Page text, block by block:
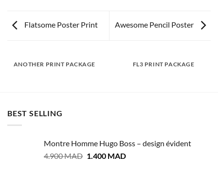
Flatsome Poster Print Awesome Pencil Poster
ANOTHER PRINT PACKAGE FL3 PRINT PACKAGE
BEST SELLING
Montre Homme Hugo Boss – design évident
4.900MAD Le
1.400 MADLe